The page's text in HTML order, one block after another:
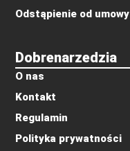
Dobrenarzedzia
O nas
Kontakt
Regulamin
Polityka prywatności
Odstąpienie od umowy